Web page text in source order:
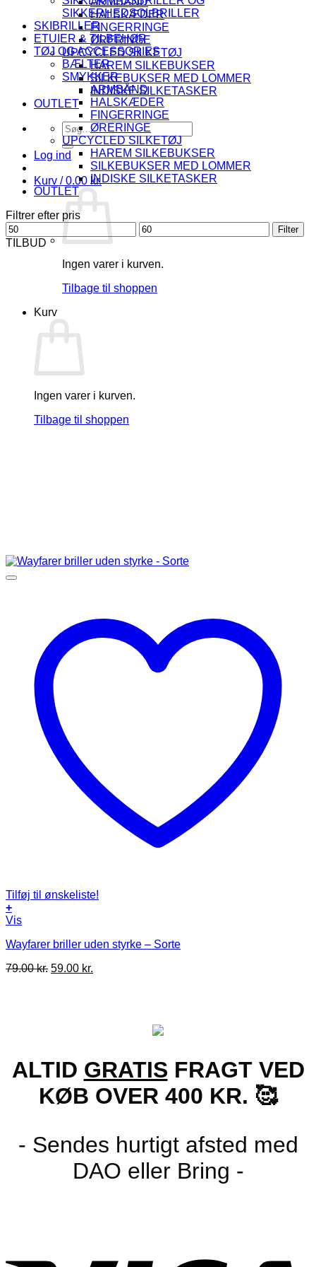
HALSKÆDER
FINGERRINGE
ØRERINGE
UPCYCLED SILKETØJ
HAREM SILKEBUKSER
SILKEBUKSER MED LOMMER
INDISKE SILKETASKER
OUTLET
Søg
efter:
Log ind
Kurv /0.00 kr.
Ingen varer i kurven.
Tilbage til shoppen
Kurv
Ingen varer i kurven.
Tilbage til shoppen
SIKKERHEDSOLBRILLER
SKIBRILLER
ETUIER & TILBEHØR
TØJ OG ACCESSORIES
BÆLTER
SMYKKER
ARMBÅND
HALSKÆDER
FINGERRINGE
ØRERINGE
UPCYCLED SILKETØJ
HAREM SILKEBUKSER
SILKEBUKSER MED LOMMER
INDISKE SILKETASKER
OUTLET
Filtrer efter pris
Mindste
pris
Højeste
pris
Filter
TILBUD
Tilføj til ønskeliste!
+
Vis
Wayfarer briller uden styrke – Sorte
79.00kr. Den
59.00 kr.
ALTID GRATIS FRAGT VED
KØB OVER 400 KR. 🥰
- Sendes hurtigt afsted med
DAO eller Bring -